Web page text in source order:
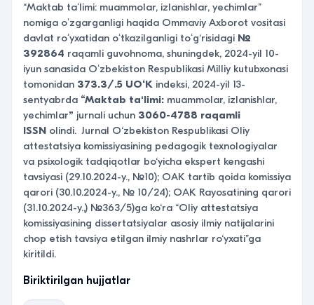
“Maktab taʻlimi: muammolar, izlanishlar, yechimlar”
nomiga oʻzgarganligi haqida Ommaviy Axborot vositasi
davlat roʻyxatidan oʻtkazilganligi toʻg‘risidagi №
392864 raqamli guvohnoma, shuningdek, 2024-yil 10-
iyun sanasida Oʻzbekiston Respublikasi Milliy kutubxonasi
tomonidan 373.3/.5 UO‘K indeksi, 2024-yil 13-
sentyabrda “Maktab taʻlimi: muammolar, izlanishlar,
yechimlar” jurnali uchun 3060-4788 raqamli
ISSN olindi. Jurnal O‘zbekiston Respublikasi Oliy
attestatsiya komissiyasining pedagogik texnologiyalar
va psixologik tadqiqotlar bo‘yicha ekspert kengashi
tavsiyasi (29.10.2024-y., №10); OAK tartib qoida komissiya
qarori (30.10.2024-y., № 10/24); OAK Rayosatining qarori
(31.10.2024-y.,) №363/5)ga ko‘ra “Oliy attestatsiya
komissiyasining dissertatsiyalar asosiy ilmiy natijalarini
chop etish tavsiya etilgan ilmiy nashrlar ro‘yxati”ga
kiritildi.
Biriktirilgan hujjatlar